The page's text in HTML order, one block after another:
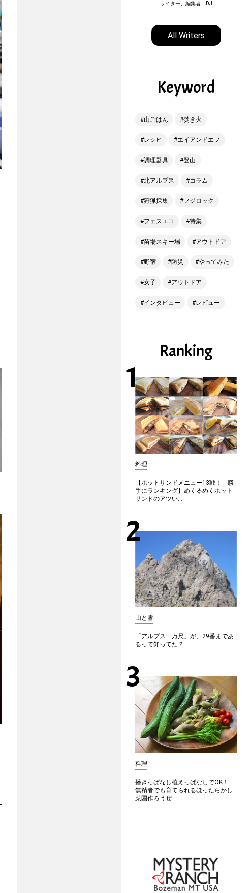
ライター、編集者、DJ
All Writers
Keyword
山ごはん 焚き火
レシピ エイアンドエフ
調理器具 登山
北アルプス コラム
狩猟採集 フジロック
フェスエコ 特集
苗場スキー場 アウトドア
野宿 防災 やってみた
女子 アウトドア
インタビュー レビュー
Ranking
料理
【ホットサンドメニュー13戦！ 勝
手にランキング】めくるめくホット
サンドのアツい...
山と雪
「アルプス一万尺」が、29番まであ
るって知ってた？
料理
播きっぱなし植えっぱなしでOK！
無精者でも育てられるほったらかし
菜園作ろうぜ